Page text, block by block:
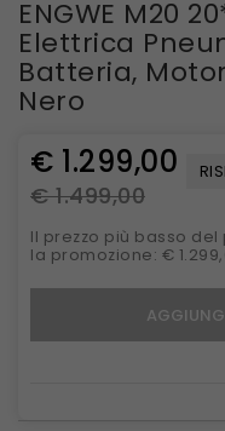
ENGWE M20
Elettrica
Batteria,
Nero
€ 1.299,00
€ 1.499,00
Il prezzo più basso
la promozione: €